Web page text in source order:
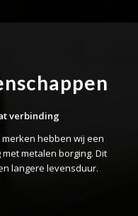
verbinding
hebben wij een
metalen borging. Dit
langere levensduur.